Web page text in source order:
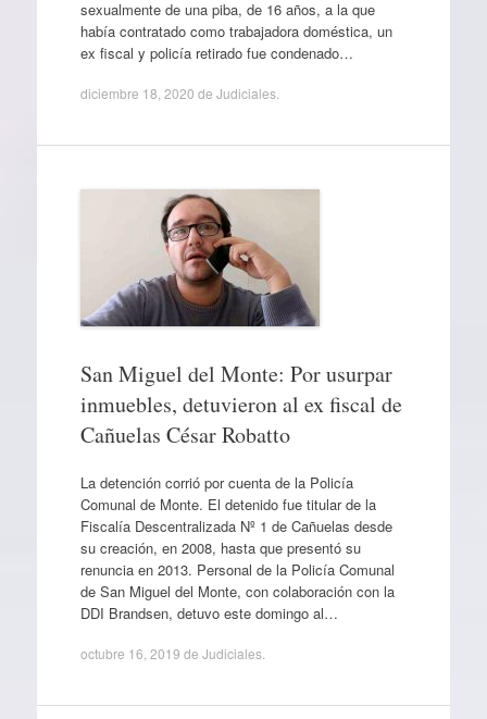
sexualmente de una piba, de 16 años, a la que
había contratado como trabajadora doméstica, un
ex fiscal y policía retirado fue condenado…
diciembre 18, 2020 de Judiciales.
San Miguel del Monte: Por usurpar
inmuebles, detuvieron al ex fiscal de
Cañuelas César Robatto
La detención corrió por cuenta de la Policía
Comunal de Monte. El detenido fue titular de la
Fiscalía Descentralizada Nº 1 de Cañuelas desde
su creación, en 2008, hasta que presentó su
renuncia en 2013. Personal de la Policía Comunal
de San Miguel del Monte, con colaboración con la
DDI Brandsen, detuvo este domingo al…
octubre 16, 2019 de Judiciales.